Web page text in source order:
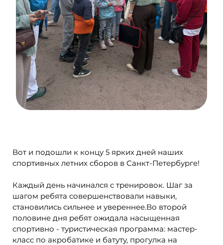
Вот и подошли к концу 5 ярких дней наших
спортивных летних сборов в Санкт-Петербурге!
Каждый день начинался с тренировок. Шаг за
шагом ребята совершенствовали навыки,
становились сильнее и увереннее.Во второй
половине дня ребят ожидала насыщенная
спортивно - туристическая программа: мастер-
класс по акробатике и батуту, прогулка на